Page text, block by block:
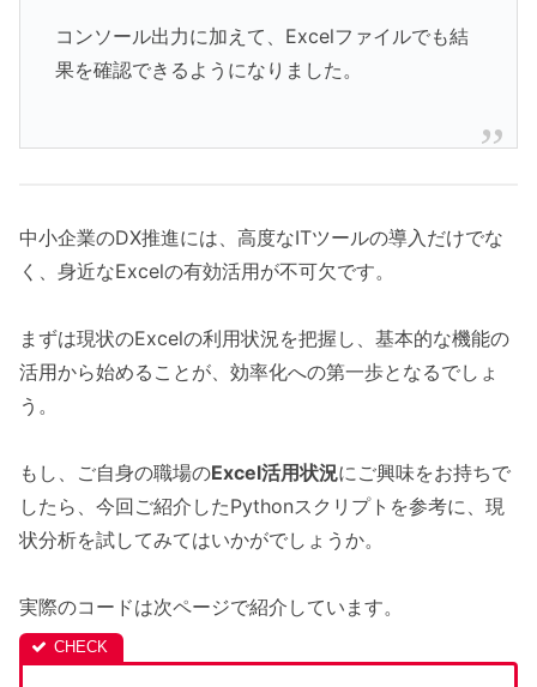
コンソール出力に加えて、Excelファイルでも結
果を確認できるようになりました。
中小企業のDX推進には、高度なITツールの導入だけでな
く、身近なExcelの有効活用が不可欠です。
まずは現状のExcelの利用状況を把握し、基本的な機能の
活用から始めることが、効率化への第一歩となるでしょ
う。
もし、ご自身の職場のExcel活用状況にご興味をお持ちで
したら、今回ご紹介したPythonスクリプトを参考に、現
状分析を試してみてはいかがでしょうか。
実際のコードは次ページで紹介しています。